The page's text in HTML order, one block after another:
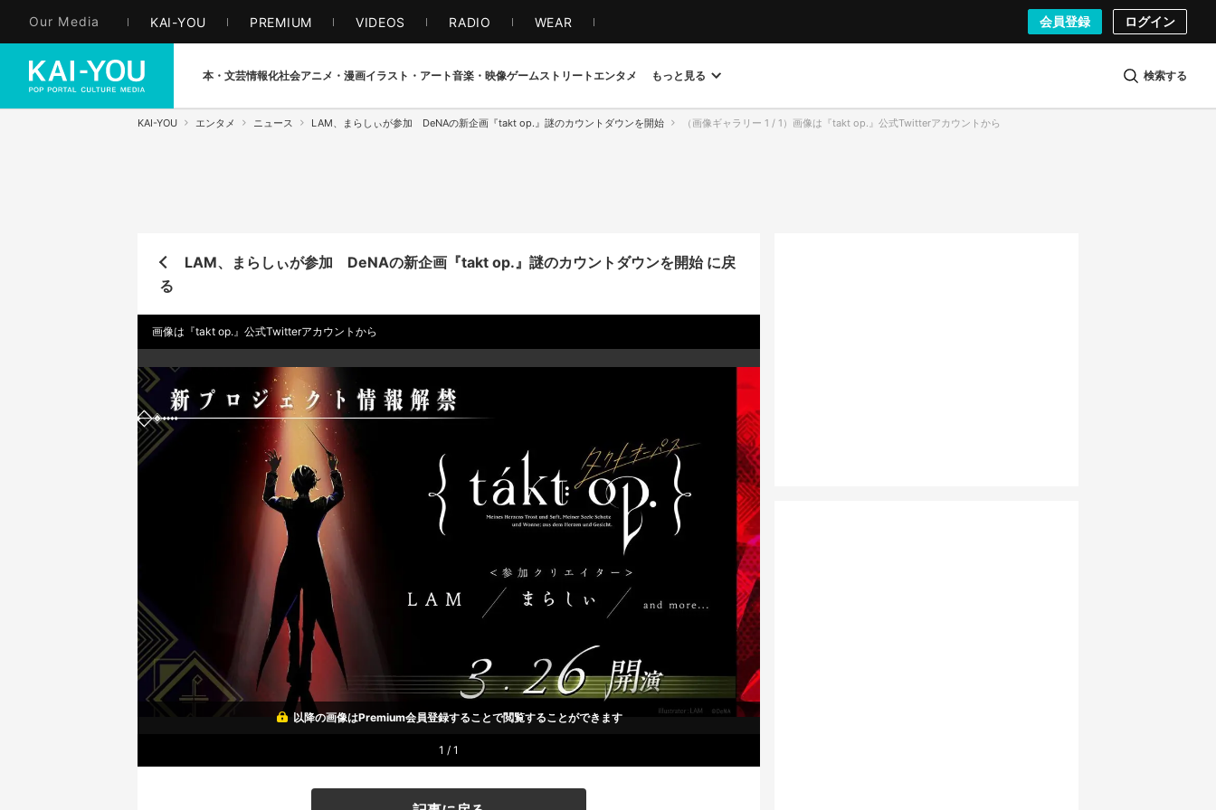
Our Media KAI-YOU PREMIUM VIDEOS RADIO WEAR 会員登録 ログイン
本・文芸情報化社会アニメ・漫画イラスト・アート音楽・映像ゲームストリート エンタメ もっと見る 検索する
KAI-YOU エンタメ ニュース LAM、まらしぃが参加 DeNAの新企画『takt op.』謎のカウントダウンを開始 （画像ギャラリー 1 / 1）画像は『takt op.』公式Twitterアカウントから
LAM、まらしぃが参加 DeNAの新企画『takt op.』謎のカウントダウンを開始 に戻
る
画像は『takt op.』公式Twitterアカウントから
以降の画像はPremium会員登録することで閲覧することができます
1 / 1